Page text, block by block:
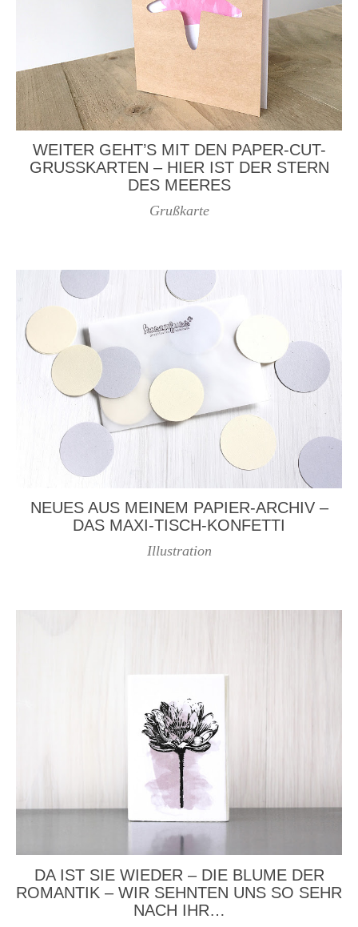
WEITER GEHT’S MIT DEN PAPER-CUT-
GRUSSKARTEN – HIER IST DER STERN D
ES MEERES
Grußkarte
NEUES AUS MEINEM PAPIER-ARCHIV –
DAS MAXI-TISCH-KONFETTI
Illustration
DA IST SIE WIEDER – DIE BLUME DER
ROMANTIK – WIR SEHNTEN UNS SO SEHR
NACH IHR…